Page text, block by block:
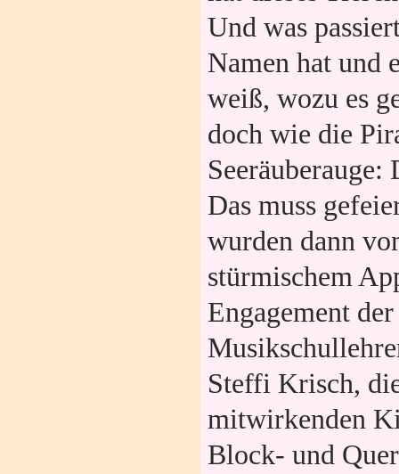
Und was
Namen hat und
weiß, wozu es
doch wie die
Das muss
wurden dann
stürmischem
Engagement
Steffi Krisch,
mitwirkenden
Block- und